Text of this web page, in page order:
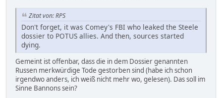
Zitat von: RPS
Don't forget, it was Comey's FBI who leaked the Steele
dossier to POTUS allies. And then, sources started
dying.
Gemeint ist offenbar, dass die in dem Dossier genannten
Russen merkwürdige Tode gestorben sind (habe ich schon
irgendwo anders, ich weiß nicht mehr wo, gelesen). Das soll im
Sinne Bannons sein?